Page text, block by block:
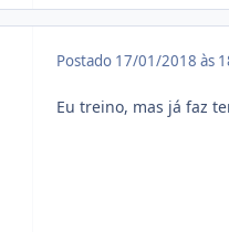
Postado 17/01/2018 às
Eu treino, mas já faz